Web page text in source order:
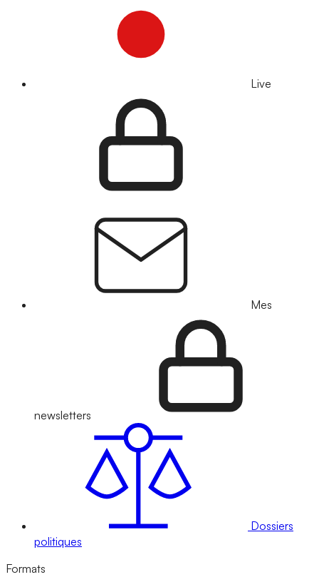
Live
Mes
newsletters
Dossiers
politiques
Formats